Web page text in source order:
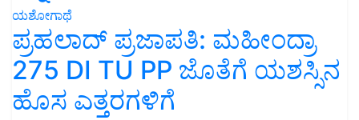
ಯಶೋಗಾಥೆ
ಪ್ರಹಲಾದ್ ಪ್ರಜಾಪತಿ: ಮಹೀಂದ್ರಾ
275 DI TU PP ಜೊತೆಗೆ ಯಶಸ್ಸಿನ
ಹೊಸ ಎತ್ತರಗಳಿಗೆ